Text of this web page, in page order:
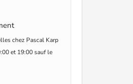
chez Pascal Karp
et 19:00 sauf le